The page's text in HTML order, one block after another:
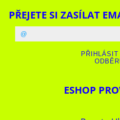
PŘEJETE SI ZASÍLAT
ESHOP